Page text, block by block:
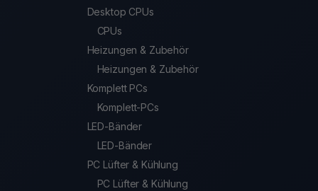
Desktop CPUs
CPUs
Heizungen & Zubehör
Heizungen & Zubehör
Komplett PCs
Komplett-PCs
LED-Bänder
LED-Bänder
PC Lüfter & Kühlung
PC Lüfter & Kühlung